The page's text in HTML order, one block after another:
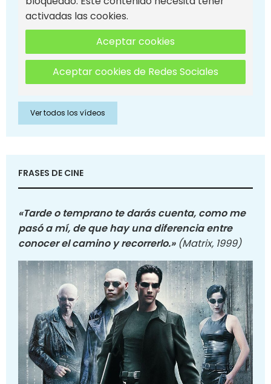
activadas las cookies.
Aceptar cookies
Aceptar cookies de Redes Sociales
Ver todos los vídeos
FRASES DE CINE
«Tarde o temprano te darás cuenta, como me
pasó a mí, de que hay una diferencia entre
conocer el camino y recorrerlo.» (Matrix, 1999)